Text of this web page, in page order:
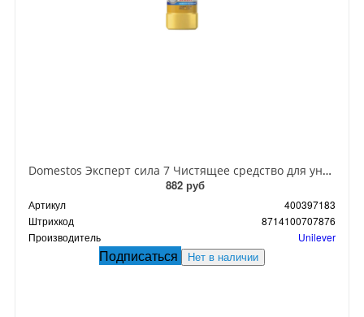
Domestos Эксперт сила 7 Чистящее средство для унитаза Ультра Блеск 1 л
882 руб
Артикул
400397183
Штрихкод
8714100707876
Производитель
Unilever
Подписаться Нет в наличии